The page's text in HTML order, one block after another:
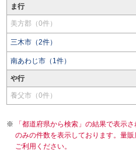
ま行
美方郡（0件）
三木市（2件）
南あわじ市（1件）
や行
養父市（0件）
「都道府県から検索」の結果で表示
のみの件数を表示しております。量
ご利用ください。